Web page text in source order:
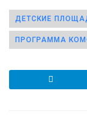
ДЕТСКИЕ
ПРОГРАММА